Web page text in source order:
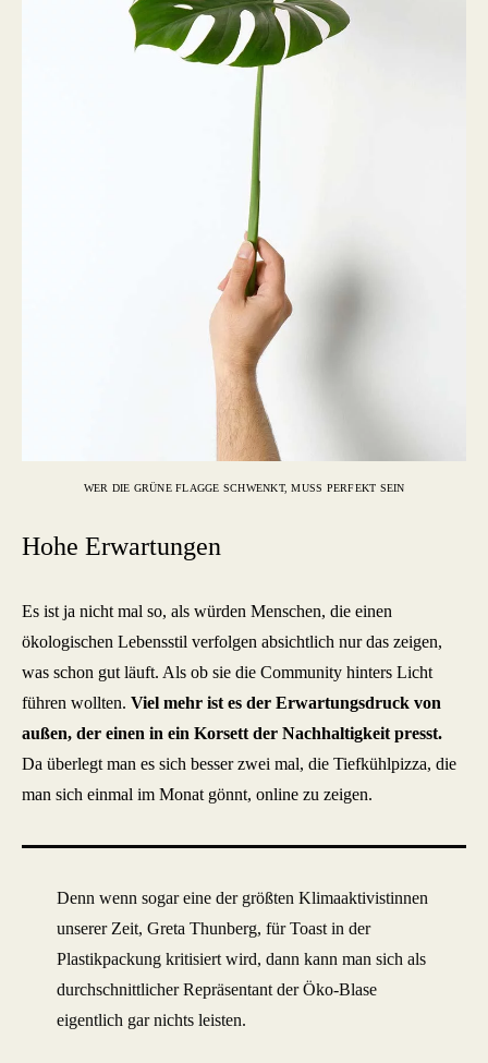
WER DIE GRÜNE FLAGGE SCHWENKT, MUSS PERFEKT SEIN
Hohe Erwartungen
Es ist ja nicht mal so, als würden Menschen, die einen
ökologischen Lebensstil verfolgen absichtlich nur das zeigen,
was schon gut läuft. Als ob sie die Community hinters Licht
führen wollten. Viel mehr ist es der Erwartungsdruck von
außen, der einen in ein Korsett der Nachhaltigkeit presst.
Da überlegt man es sich besser zwei mal, die Tiefkühlpizza, die
man sich einmal im Monat gönnt, online zu zeigen.
Denn wenn sogar eine der größten Klimaaktivistinnen
unserer Zeit, Greta Thunberg, für Toast in der
Plastikpackung kritisiert wird, dann kann man sich als
durchschnittlicher Repräsentant der Öko-Blase
eigentlich gar nichts leisten.